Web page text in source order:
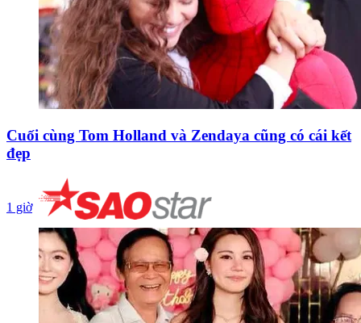
Cuối cùng Tom Holland và Zendaya cũng có cái kết
đẹp
1 giờ